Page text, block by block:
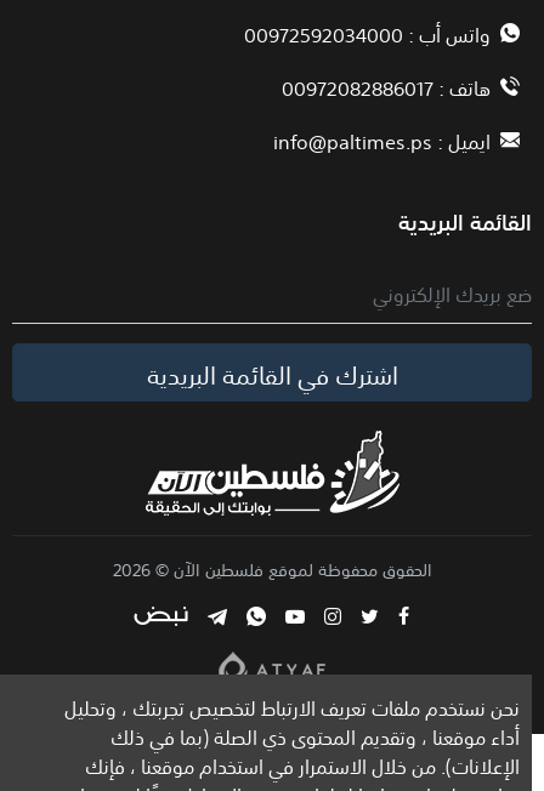
نحن نستخدم ملفات تعريف الارتباط لتخصيص تجربتك ، وتحليل
أداء موقعنا ، وتقديم المحتوى ذي الصلة (بما في ذلك
الإعلانات). من خلال الاستمرار في استخدام موقعنا ، فإنك
واتس أب : 00972592034000
هاتف : 00972082886017
ايميل :info@paltimes.ps
القائمة البريدية
اشترك في القائمة البريدية
الحقوق محفوظة لموقع فلسطين الآن © 2026